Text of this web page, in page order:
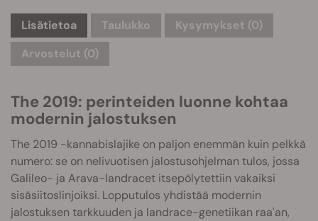
Lisätietoa Taulukko Kysymykset (0)
Arvostelut (0)
The 2019: perinteiden luonne kohtaa
modernin jalostuksen
The 2019 -kannabislajike on paljon enemmän kuin pelkkä
numero: se on nelivuotisen jalostusohjelman tulos, jossa
Galileo- ja Arava-landracet itsepölytettiin vakaiksi
sisäsiitoslinjoiksi. Lopputulos yhdistää modernin
jalostuksen tarkkuuden ja landrace-genetiikan raa'an,